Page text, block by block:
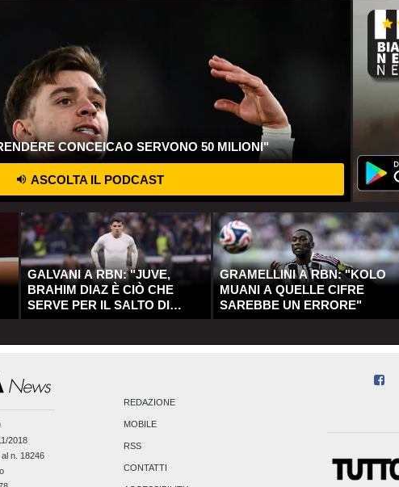
CONCEICAO SERVONO 50 MILIONI"
ASCOLTA IL PODCAST
GALVANI A RBN: "JUVE,
BRAHIM DIAZ È CIÒ CHE
SERVE PER IL SALTO DI
QUALITÀ"
GRAMELLINI A RBN: "KOLO
MUANI A QUELLE CIFRE
SAREBBE UN ERRORE"
2018
n. 18246
REDAZIONE
MOBILE
RSS
CONTATTI